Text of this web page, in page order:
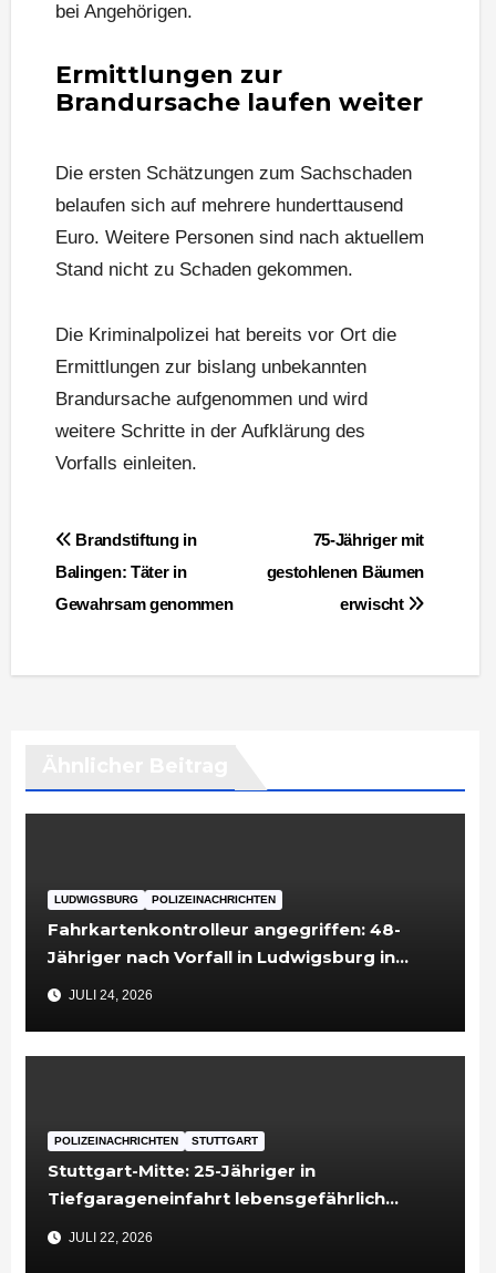
bei Angehörigen.
Ermittlungen zur
Brandursache laufen weiter
Die ersten Schätzungen zum Sachschaden
belaufen sich auf mehrere hunderttausend
Euro. Weitere Personen sind nach aktuellem
Stand nicht zu Schaden gekommen.
Die Kriminalpolizei hat bereits vor Ort die
Ermittlungen zur bislang unbekannten
Brandursache aufgenommen und wird
weitere Schritte in der Aufklärung des
Vorfalls einleiten.
Beitragsnavigation
75-Jähriger mit
gestohlenen Bäumen
erwischt
Brandstiftung in
Balingen: Täter in
Gewahrsam genommen
LUDWIGSBURG POLIZEINACHRICHTEN
Fahrkartenkontrolleur angegriffen: 48-
Jähriger nach Vorfall in Ludwigsburg in
Untersuchungshaft
JULI 24, 2026
POLIZEINACHRICHTEN STUTTGART
Stuttgart-Mitte: 25-Jähriger in
Tiefgarageneinfahrt lebensgefährlich
verletzt
JULI 22, 2026